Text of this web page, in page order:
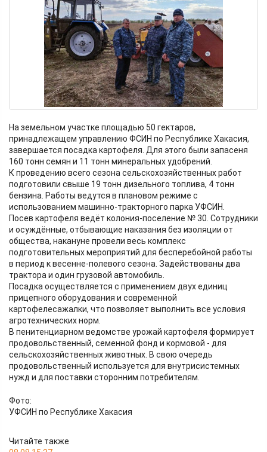
На земельном участке площадью 50 гектаров,
принадлежащем управлению ФСИН по Республике Хакасия,
завершается посадка картофеля. Для этого были запасеня
160 тонн семян и 11 тонн минеральных удобрений.
К проведению всего сезона сельскохозяйственных работ
подготовили свыше 19 тонн дизельного топлива, 4 тонн
бензина. Работы ведутся в плановом режиме с
использованием машинно-тракторного парка УФСИН.
Посев картофеля ведёт колония-поселение № 30. Сотрудники
и осуждённые, отбывающие наказания без изоляции от
общества, накануне провели весь комплекс
подготовительных мероприятий для бесперебойной работы
в период к весенне-полевого сезона. Задействованы два
трактора и один грузовой автомобиль.
Посадка осуществляется с применением двух единиц
прицепного оборудования и современной
картофелесажалки, что позволяет выполнить все условия
агротехнических норм.
В пенитенциарном ведомстве урожай картофеля формирует
продовольственный, семенной фонд и кормовой - для
сельскохозяйственных животных. В свою очередь
продовольственный используется для внутрисистемных
нужд и для поставки сторонним потребителям.
Фото:
УФСИН по Республике Хакасия
Читайте также